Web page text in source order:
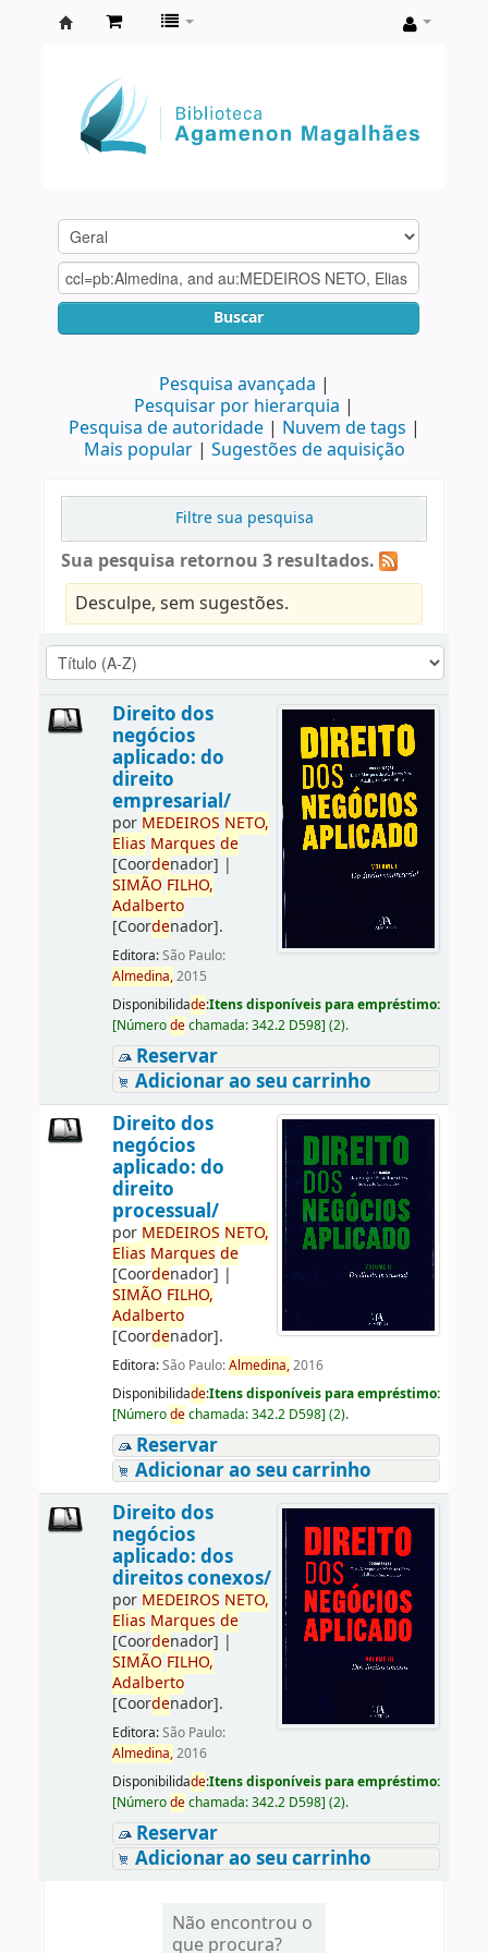
Agamenon
Magalhães
Buscar
Pesquisa avançada
Pesquisar por hierarquia
Pesquisa de autoridade
Nuvem de tags
Mais popular
Sugestões de aquisição
Filtre sua pesquisa
Sua pesquisa retornou 3 resultados.
Desculpe, sem sugestões.
Direito dos
negócios
aplicado: do
direito
empresarial/
por MEDEIROS NETO,
Elias Marques de
[Coordenador] |
SIMÃO FILHO,
Adalberto
[Coordenador].
Editora:São Paulo:
Almedina,2015
Disponibilidade:Itens disponíveis para empréstimo:
[Númerodechamada:342.2 D598] (2).
Reservar
Adicionar ao seu carrinho
Direito dos
negócios
aplicado: do
direito
processual/
por MEDEIROS NETO,
Elias Marques de
[Coordenador] |
SIMÃO FILHO,
Adalberto
[Coordenador].
Editora:São Paulo:Almedina,2016
Disponibilidade:Itens disponíveis para empréstimo:
[Númerodechamada:342.2 D598] (2).
Reservar
Adicionar ao seu carrinho
Direito dos
negócios
aplicado: dos
direitos conexos/
por MEDEIROS NETO,
Elias Marques de
[Coordenador] |
SIMÃO FILHO,
Adalberto
[Coordenador].
Editora:São Paulo:
Almedina,2016
Disponibilidade:Itens disponíveis para empréstimo:
[Númerodechamada:342.2 D598] (2).
Reservar
Adicionar ao seu carrinho
Não encontrou o
que procura?